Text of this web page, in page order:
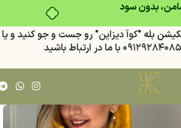
بدون سود
بله "كوآ ديزاين" رو جست و جو كنيد و يا
٠٩١٢٩٢٨٤٠٨٥ با ما در ارتباط باشيد